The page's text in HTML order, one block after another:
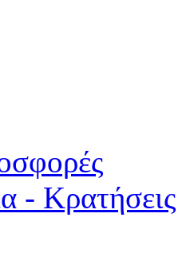
- Κρατήσεις